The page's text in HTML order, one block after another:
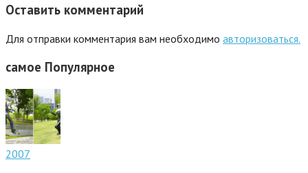
Оставить комментарий
Для отправки комментария вам необходимо авторизоваться.
самое Популярное
2007